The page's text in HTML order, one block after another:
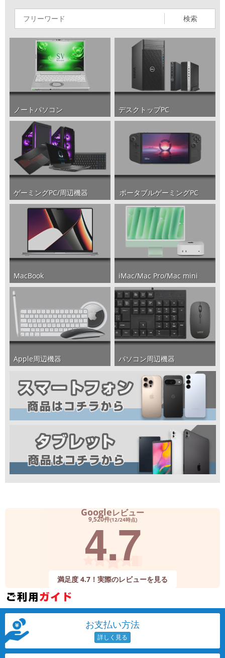
検索
ノートパソコン デスクトップPC
ゲーミングPC/周辺機器 ポータブルゲーミングPC
MacBook iMac/Mac Pro/Mac mini
Apple周辺機器 パソコン周辺機器
Googleレビュー
9,520件(12/24時点)
4.7
満足度 4.7！実際のレビューを見る
お支払い方法